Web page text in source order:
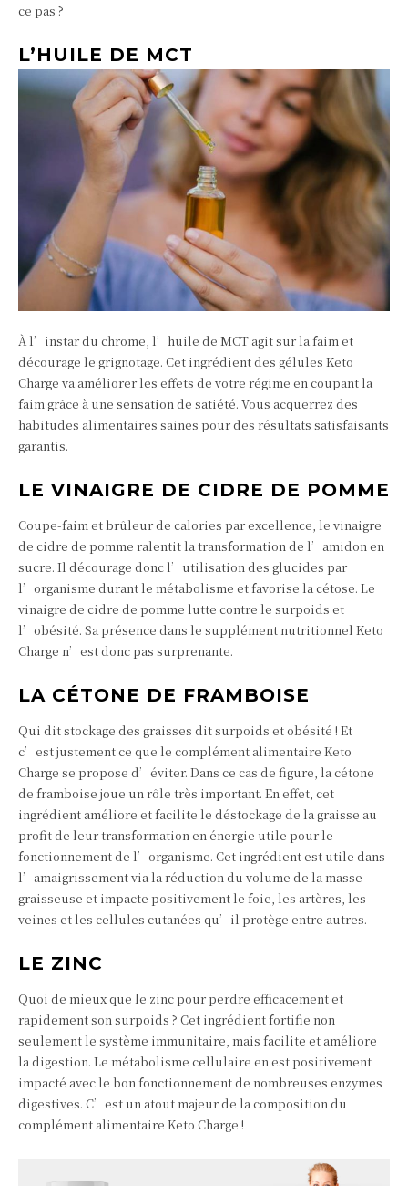
ce pas ?
L’HUILE DE MCT
À l’instar du chrome, l’huile de MCT agit sur la faim et
décourage le grignotage. Cet ingrédient des gélules Keto
Charge va améliorer les effets de votre régime en coupant la
faim grâce à une sensation de satiété. Vous acquerrez des
habitudes alimentaires saines pour des résultats satisfaisants
garantis.
LE VINAIGRE DE CIDRE DE POMME
Coupe-faim et brûleur de calories par excellence, le vinaigre
de cidre de pomme ralentit la transformation de l’amidon en
sucre. Il décourage donc l’utilisation des glucides par
l’organisme durant le métabolisme et favorise la cétose. Le
vinaigre de cidre de pomme lutte contre le surpoids et
l’obésité. Sa présence dans le supplément nutritionnel Keto
Charge n’est donc pas surprenante.
LA CÉTONE DE FRAMBOISE
Qui dit stockage des graisses dit surpoids et obésité ! Et
c’est justement ce que le complément alimentaire Keto
Charge se propose d’éviter. Dans ce cas de figure, la cétone
de framboise joue un rôle très important. En effet, cet
ingrédient améliore et facilite le déstockage de la graisse au
profit de leur transformation en énergie utile pour le
fonctionnement de l’organisme. Cet ingrédient est utile dans
l’amaigrissement via la réduction du volume de la masse
graisseuse et impacte positivement le foie, les artères, les
veines et les cellules cutanées qu’il protège entre autres.
LE ZINC
Quoi de mieux que le zinc pour perdre efficacement et
rapidement son surpoids ? Cet ingrédient fortifie non
seulement le système immunitaire, mais facilite et améliore
la digestion. Le métabolisme cellulaire en est positivement
impacté avec le bon fonctionnement de nombreuses enzymes
digestives. C’est un atout majeur de la composition du
complément alimentaire Keto Charge !